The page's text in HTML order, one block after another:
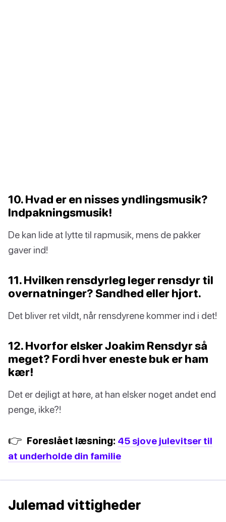
10. Hvad er en nisses yndlingsmusik?
Indpakningsmusik!
De kan lide at lytte til rapmusik, mens de pakker
gaver ind!
11. Hvilken rensdyrleg leger rensdyr til
overnatninger? Sandhed eller hjort.
Det bliver ret vildt, når rensdyrene kommer ind i det!
12. Hvorfor elsker Joakim Rensdyr så
meget? Fordi hver eneste buk er ham
kær!
Det er dejligt at høre, at han elsker noget andet end
penge, ikke?!
👉 Foreslået læsning: 45 sjove julevitser til
at underholde din familie
Julemad vittigheder